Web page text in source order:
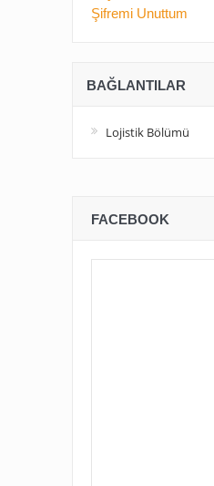
Şifremi Unuttum
BAĞLANTILAR
Lojistik Bölümü
FACEBOOK